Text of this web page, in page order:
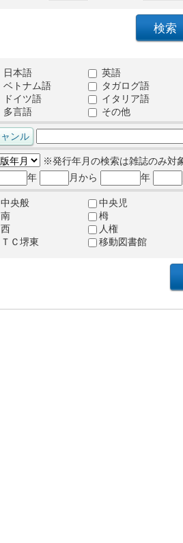
日本語
英語
ベトナム語
タガログ語
ドイツ語
イタリア語
多言語
その他
※発行年月の検索は雑誌のみ対
年
月から 年
中央般
中央児
南
栂
西
人権
ＴＣ堺東
移動図書館